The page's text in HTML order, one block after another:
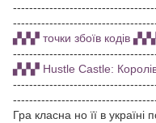
▞▞▞ точки збоїв кодів
▞▞▞ Hustle Castle:
Гра класна но її в